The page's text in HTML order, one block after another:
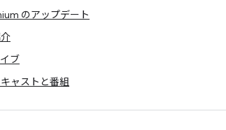
のアップデート
ブ
ャストと番組